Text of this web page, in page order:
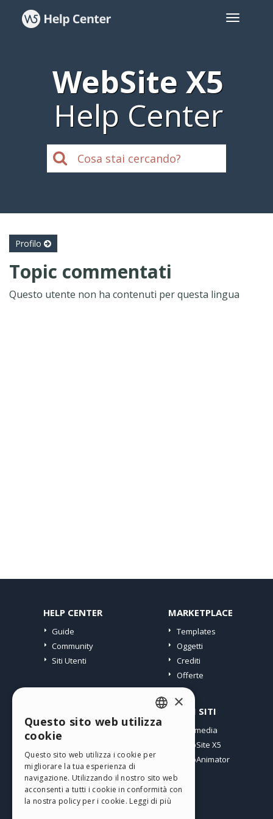
WebSite X5
Help Center
Profilo
Topic commentati
Questo utente non ha contenuti per questa lingua
HELP CENTER
Guide
Community
Siti Utenti
MARKETPLACE
Templates
Oggetti
Crediti
Offerte
I miei post
I miei Download
Spazio Web
I miei Crediti
ALTRI SITI
Incomedia
WebSite X5
WebAnimator
ENGLISH
SPANISH
PORTUGUESE
×
Questo sito web utilizza
cookie
Questo sito web utilizza i cookie per
migliorare la tua esperienza di
navigazione. Utilizzando il nostro sito web
acconsenti a tutti i cookie in conformità con
la nostra policy per i cookie. Leggi di più